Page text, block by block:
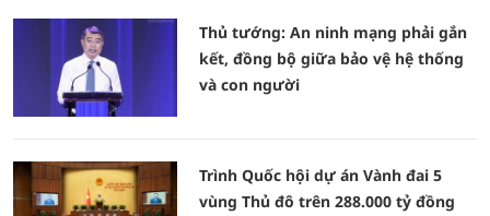
Thủ tướng: An ninh mạng phải gắn
kết, đồng bộ giữa bảo vệ hệ thống
và con người
Trình Quốc hội dự án Vành đai 5
vùng Thủ đô trên 288.000 tỷ đồng